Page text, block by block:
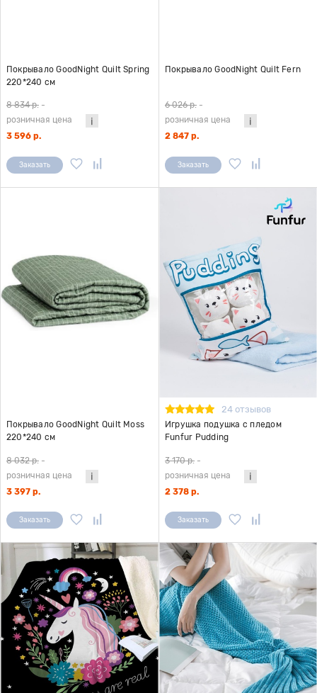
Покрывало GoodNight Quilt Spring
220*240 см
8 834 р. -
розничная цена
3 596 р.
Заказать
Покрывало GoodNight Quilt Fern
6 026 р. -
розничная цена
2 847 р.
Заказать
Покрывало GoodNight Quilt Moss
220*240 см
8 032 р. -
розничная цена
3 397 р.
Заказать
24 отзывов
Игрушка подушка с пледом
Funfur Pudding
3 170 р. -
розничная цена
2 378 р.
Заказать